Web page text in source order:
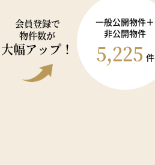
会員登録で
物件数が
大幅アップ！
一般公開物件＋
非公開物件
5,225 件